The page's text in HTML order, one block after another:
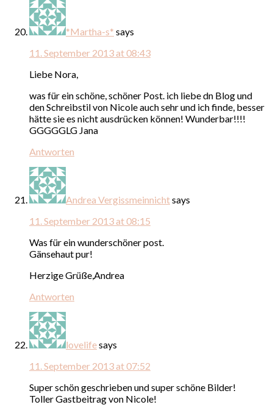
*Martha-s* says
11. September 2013 at 08:43
Liebe Nora,
was für ein schöne, schöner Post. ich liebe dn Blog und
den Schreibstil von Nicole auch sehr und ich finde, besser
hätte sie es nicht ausdrücken können! Wunderbar!!!!
GGGGGLG Jana
Antworten
Andrea Vergissmeinnichtsays
11. September 2013 at 08:15
Was für ein wunderschöner post.
Gänsehaut pur!
Herzige Grüße,Andrea
Antworten
lovelifesays
11. September 2013 at 07:52
Super schön geschrieben und super schöne Bilder!
Toller Gastbeitrag von Nicole!